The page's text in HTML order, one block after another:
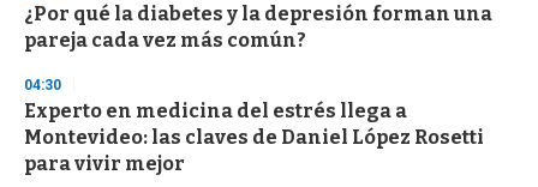
¿Por qué la diabetes y la depresión forman una
pareja cada vez más común?
04:30
Experto en medicina del estrés llega a
Montevideo: las claves de Daniel López Rosetti
para vivir mejor